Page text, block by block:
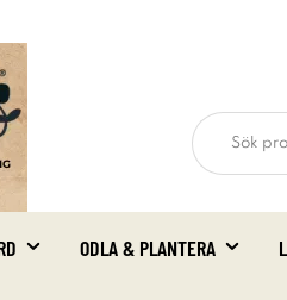
ODLA & PLANTERA